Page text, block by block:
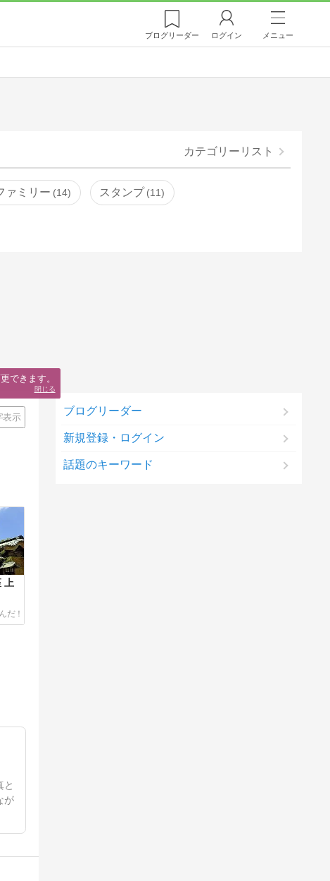
ブログリーダー ログイン メニュー
カテゴリーリスト
ァミリー 14 スタンプ 11
表示
上
と
が
ブログリーダー
新規登録・ログイン
話題のキーワード
できます。
閉じる